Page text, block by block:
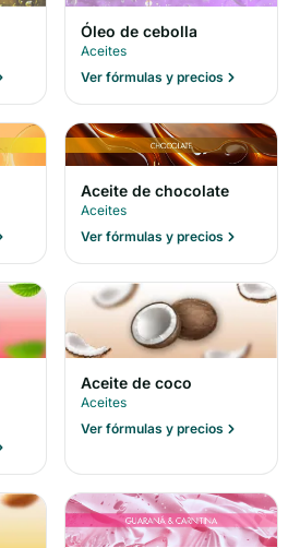
Óleo de cebolla
Aceites
Ver fórmulas y precios
Aceite de chocolate
Aceites
Ver fórmulas y precios
Aceite de coco
Aceites
Ver fórmulas y precios